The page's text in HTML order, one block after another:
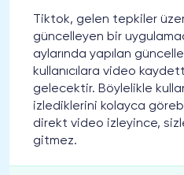
Tiktok, gelen tepkiler
güncelleyen bir
aylarında yapılan
kullanıcılara video
gelecektir. Böylelikle
izlediklerini kolayca
direkt video izleyince,
gitmez.